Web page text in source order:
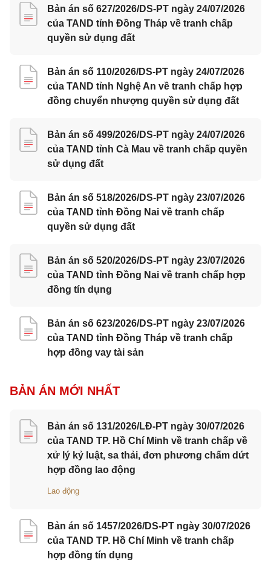
Bản án số 627/2026/DS-PT ngày 24/07/2026
của TAND tỉnh Đồng Tháp về tranh chấp
quyền sử dụng đất
Bản án số 110/2026/DS-PT ngày 24/07/2026
của TAND tỉnh Nghệ An về tranh chấp hợp
đồng chuyển nhượng quyền sử dụng đất
Bản án số 499/2026/DS-PT ngày 24/07/2026
của TAND tỉnh Cà Mau về tranh chấp quyền
sử dụng đất
Bản án số 518/2026/DS-PT ngày 23/07/2026
của TAND tỉnh Đồng Nai về tranh chấp
quyền sử dụng đất
Bản án số 520/2026/DS-PT ngày 23/07/2026
của TAND tỉnh Đồng Nai về tranh chấp hợp
đồng tín dụng
Bản án số 623/2026/DS-PT ngày 23/07/2026
của TAND tỉnh Đồng Tháp về tranh chấp
hợp đồng vay tài sản
BẢN ÁN MỚI NHẤT
Bản án số 131/2026/LĐ-PT ngày 30/07/2026
của TAND TP. Hồ Chí Minh về tranh chấp về
xử lý kỷ luật, sa thải, đơn phương chấm dứt
hợp đồng lao động
Lao động
Bản án số 1457/2026/DS-PT ngày 30/07/2026
của TAND TP. Hồ Chí Minh về tranh chấp
hợp đồng tín dụng